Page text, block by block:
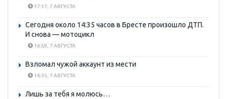
17:17, 7 АВГУСТА
Сегодня около 14:35 часов в Бресте произошло ДТП.
И снова — мотоцикл
16:59, 7 АВГУСТА
Взломал чужой аккаунт из мести
16:35, 7 АВГУСТА
Лишь за тебя я молюсь…